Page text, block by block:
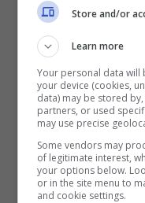
semplicemente
il Real Madrid
anni di fila
partita che
considerata
Store and/or
Learn more
Your personal data
your device (cookies,
data) may be stored
partners, or used
may use precise
Some vendors may
of legitimate interest,
your options below.
or in the site menu to
and cookie settings.